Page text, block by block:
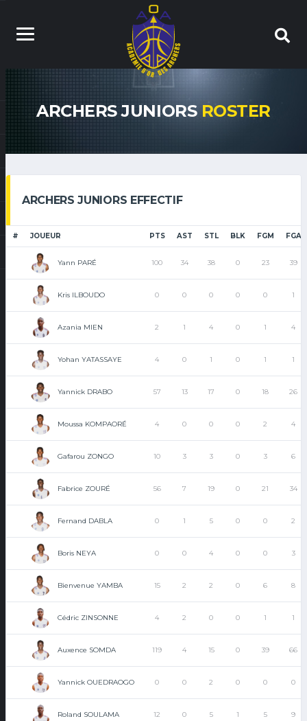
ARCHERS JUNIORS ROSTER
ARCHERS JUNIORS EFFECTIF
# JOUEUR PTS AST STL BLK FGM FGA
Yann PARÉ 100 34 38 0 23 39
Kris ILBOUDO 0 0 0 0 0 1
Azania MIEN 2 1 4 0 1 4
Yohan YATASSAYE 4 0 1 0 1 1
Yannick DRABO 57 13 17 0 18 26
Moussa KOMPAORÉ 4 0 0 0 2 4
Gafarou ZONGO 10 3 3 0 3 6
Fabrice ZOURÉ 56 7 19 0 21 34
Fernand DABLA 0 1 5 0 0 2
Boris NEYA 0 0 4 0 0 3
Bienvenue YAMBA 15 2 2 0 6 8
Cédric ZINSONNE 4 2 0 0 1 1
Auxence SOMDA 119 4 15 0 39 66
Yannick OUEDRAOGO 0 0 2 0 0 0
Roland SOULAMA 12 0 5 1 5 9